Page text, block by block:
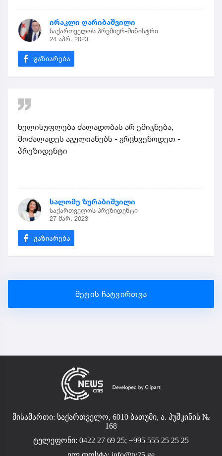
ირაკლი ღარიბაშვილი
საქართველოს პრემიერ-მინისტრი
24 აპრ. 2023
ხელისუფლება ძალადობას არ ემიჯნება,
მოძალადეს აგულიანებს - გრცხვენოდეთ -
პრეზიდენტი
სალომე ზურაბიშვილი
საქართველოს პრეზიდენტი
27 მარ. 2023
მეტის ჩატვირთვა
მისამართი: საქართველო, 6010 ბათუმი, ა. პუშკინის №
168
ტელეფონი: 0422 27 69 25; +995 555 25 25 25